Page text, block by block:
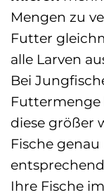
Mengen zu
Futter
alle Larven
Bei
Futtermenge
diese größer
Fische
Ihre Fische